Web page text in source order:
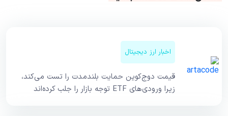
اخبار ارز دیجیتال
قیمت دوج‌کوین حمایت بلندمدت را تست می‌کند،
زیرا ورودی‌های ETF توجه بازار را جلب کرده‌اند